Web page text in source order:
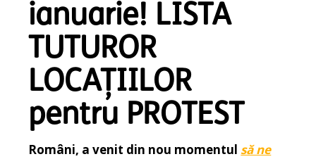
ianuarie! LISTA
TUTUROR
LOCAȚIILOR
pentru PROTEST
Români, a venit din nou momentul să ne